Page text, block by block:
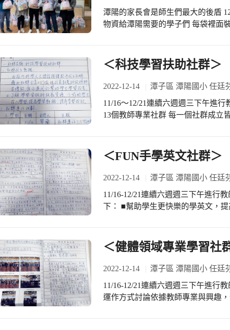
潭陽的家長會是師生們最大的後盾
物資給潭陽需要的學子們 每袋裡
典範
＜科技學習扶助社群＞
2022-12-14 潭子區 潭陽國小 任廷
11/16～12/21連續六週週三下午進
13個教師專業社群 每一個社群成立
學習 提高學習動機暨提升學習成效
＜FUN手學英文社群＞
2022-12-14 潭子區 潭陽國小 任廷
11/16-12/21連續六週週三下午進行
下： ■幫助學生更快樂的學英文，
用分享。 ■將這種學習方法推廣於
學越多。 ■學習的成果與外師對話
習、熟練。
＜健體領域專業學習社
2022-12-14 潭子區 潭陽國小 任廷
11/16-12/21連續六週週三下午進行
運作方式討論依據教師專業與興趣